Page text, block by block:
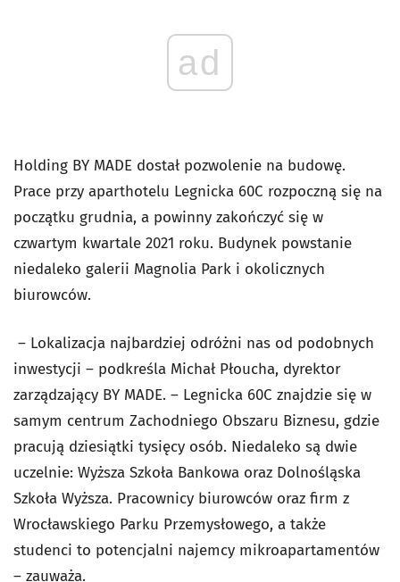
ad
Holding BY MADE dostał pozwolenie na budowę.
Prace przy aparthotelu Legnicka 60C rozpoczną się na
początku grudnia, a powinny zakończyć się w
czwartym kwartale 2021 roku. Budynek powstanie
niedaleko galerii Magnolia Park i okolicznych
biurowców.
– Lokalizacja najbardziej odróżni nas od podobnych
inwestycji – podkreśla Michał Płoucha, dyrektor
zarządzający BY MADE. – Legnicka 60C znajdzie się w
samym centrum Zachodniego Obszaru Biznesu, gdzie
pracują dziesiątki tysięcy osób. Niedaleko są dwie
uczelnie: Wyższa Szkoła Bankowa oraz Dolnośląska
Szkoła Wyższa. Pracownicy biurowców oraz firm z
Wrocławskiego Parku Przemysłowego, a także
studenci to potencjalni najemcy mikroapartamentów
– zauważa.